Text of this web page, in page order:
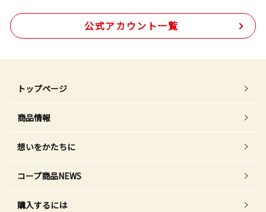
公式アカウント一覧
トップページ
商品情報
想いをかたちに
コープ商品NEWS
購入するには